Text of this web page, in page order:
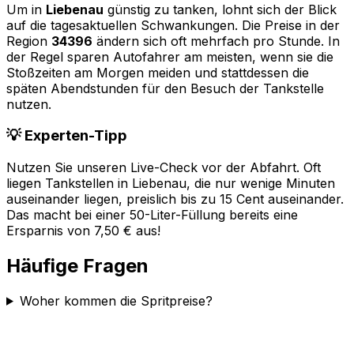
Um in Liebenau günstig zu tanken, lohnt sich der Blick
auf die tagesaktuellen Schwankungen. Die Preise in der
Region 34396 ändern sich oft mehrfach pro Stunde. In
der Regel sparen Autofahrer am meisten, wenn sie die
Stoßzeiten am Morgen meiden und stattdessen die
späten Abendstunden für den Besuch der Tankstelle
nutzen.
💡 Experten-Tipp
Nutzen Sie unseren Live-Check vor der Abfahrt. Oft
liegen Tankstellen in Liebenau, die nur wenige Minuten
auseinander liegen, preislich bis zu 15 Cent auseinander.
Das macht bei einer 50-Liter-Füllung bereits eine
Ersparnis von 7,50 € aus!
Häufige Fragen
Woher kommen die Spritpreise?